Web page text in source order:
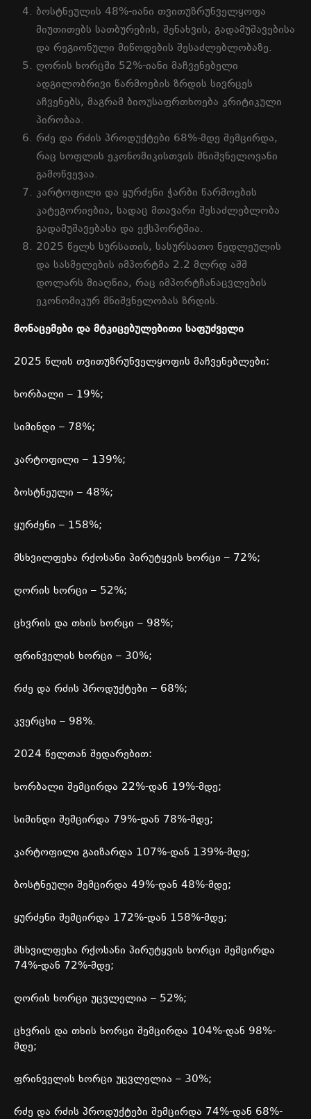
ბოსტნეულის 48%-იანი თვითუზრუნველყოფა
მიუთითებს სათბურების, შენახვის, გადამუშავებისა
და რეგიონული მიწოდების შესაძლებლობაზე.
ღორის ხორცში 52%-იანი მაჩვენებელი
ადგილობრივი წარმოების ზრდის სივრცეს
აჩვენებს, მაგრამ ბიოუსაფრთხოება კრიტიკული
პირობაა.
რძე და რძის პროდუქტები 68%-მდე შემცირდა,
რაც სოფლის ეკონომიკისთვის მნიშვნელოვანი
გამოწვევაა.
კარტოფილი და ყურძენი ჭარბი წარმოების
კატეგორიებია, სადაც მთავარი შესაძლებლობა
გადამუშავებასა და ექსპორტშია.
2025 წელს სურსათის, სასურსათო ნედლეულის
და სასმელების იმპორტმა 2.2 მლრდ აშშ
დოლარს მიაღწია, რაც იმპორტჩანაცვლების
ეკონომიკურ მნიშვნელობას ზრდის.
მონაცემები და მტკიცებულებითი საფუძველი
2025 წლის თვითუზრუნველყოფის მაჩვენებლები:
ხორბალი – 19%;
სიმინდი – 78%;
კარტოფილი – 139%;
ბოსტნეული – 48%;
ყურძენი – 158%;
მსხვილფეხა რქოსანი პირუტყვის ხორცი – 72%;
ღორის ხორცი – 52%;
ცხვრის და თხის ხორცი – 98%;
ფრინველის ხორცი – 30%;
რძე და რძის პროდუქტები – 68%;
კვერცხი – 98%.
2024 წელთან შედარებით:
ხორბალი შემცირდა 22%-დან 19%-მდე;
სიმინდი შემცირდა 79%-დან 78%-მდე;
კარტოფილი გაიზარდა 107%-დან 139%-მდე;
ბოსტნეული შემცირდა 49%-დან 48%-მდე;
ყურძენი შემცირდა 172%-დან 158%-მდე;
მსხვილფეხა რქოსანი პირუტყვის ხორცი შემცირდა
74%-დან 72%-მდე;
ღორის ხორცი უცვლელია – 52%;
ცხვრის და თხის ხორცი შემცირდა 104%-დან 98%-
მდე;
ფრინველის ხორცი უცვლელია – 30%;
რძე და რძის პროდუქტები შემცირდა 74%-დან 68%-